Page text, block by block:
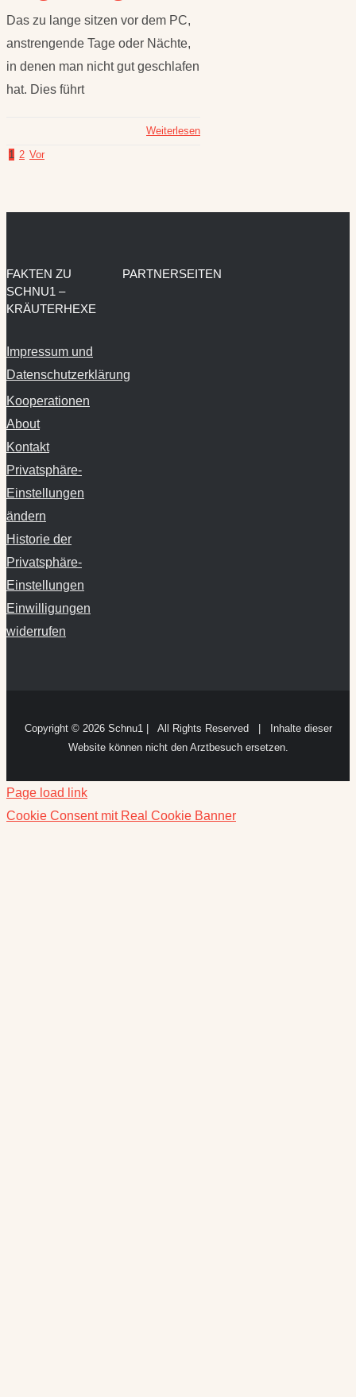
Das zu lange sitzen vor dem PC,
anstrengende Tage oder Nächte,
in denen man nicht gut geschlafen
hat. Dies führt
Weiterlesen
1 2 Vor
FAKTEN ZU
SCHNU1 –
KRÄUTERHEXE
Impressum und
Datenschutzerklärung
Kooperationen
About
Kontakt
Privatsphäre-
Einstellungen
ändern
Historie der
Privatsphäre-
Einstellungen
Einwilligungen
widerrufen
PARTNERSEITEN
Copyright © 2026 Schnu1 | All Rights Reserved | Inhalte dieser
Website können nicht den Arztbesuch ersetzen.
Page load link
Cookie Consent mit Real Cookie Banner